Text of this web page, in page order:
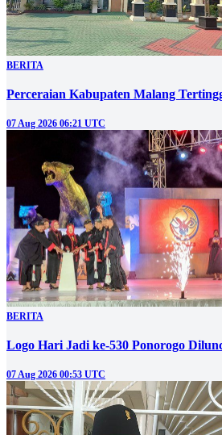
BERITA
Perceraian Kabupaten Malang
07 Aug 2026 06:21 UTC
BERITA
Logo Hari Jadi ke-530 Ponorogo
07 Aug 2026 00:53 UTC